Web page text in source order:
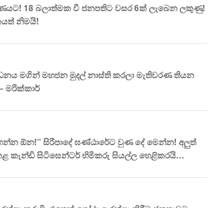
18 බලාත්මක වී ජනපතිට වසර 6ක් ලැබෙන ලකුණු!
නිමයි!
මගින් මහජන මුදල් නාස්ති කරලා මැතිවරණ තියන
මරික්කාර්
ඕන!” සිරීපාදේ ඝණ්ඨාරේට වුණ දේ මෙන්න! අලුත්
කැන්ඩි සිටිසෙන්ටර් හිමිකරු සියල්ල හෙළිකරයි…